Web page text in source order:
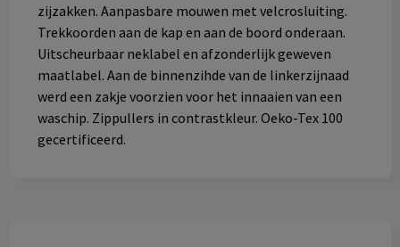
zijzakken. Aanpasbare mouwen met velcrosluiting.
Trekkoorden aan de kap en aan de boord onderaan.
Uitscheurbaar neklabel en afzonderlijk geweven
maatlabel. Aan de binnenzihde van de linkerzijnaad
werd een zakje voorzien voor het innaaien van een
waschip. Zippullers in contrastkleur. Oeko-Tex 100
gecertificeerd.